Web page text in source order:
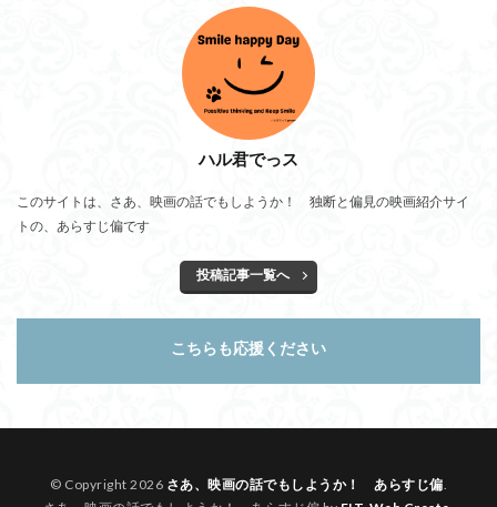
ハル君でっス
このサイトは、さあ、映画の話でもしようか！ 独断と偏見の映画紹介サイ
トの、あらすじ偏です
投稿記事一覧へ
こちらも応援ください
© Copyright 2026 さあ、映画の話でもしようか！ あらすじ偏